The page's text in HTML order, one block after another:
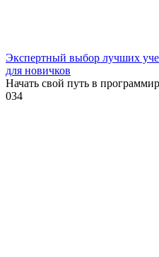
Экспертный выбор лучших
для новичков
Начать свой путь в
034